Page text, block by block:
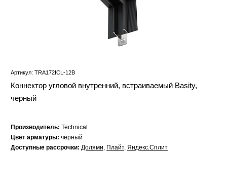
Артикул: TRA172ICL-12B
Коннектор угловой внутренний, встраиваемый Basity,
черный
Производитель: Technical
Цвет арматуры: черный
Доступные рассрочки: Долями, Плайт, Яндекс.Сплит